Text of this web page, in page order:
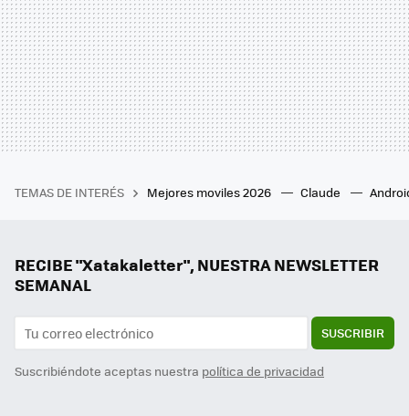
TEMAS DE INTERÉS Mejores moviles 2026 Claude
RECIBE "Xatakaletter", NUESTRA NEWSLETTER
SEMANAL
SUSCRIBIR
Suscribiéndote aceptas nuestra política de privacidad